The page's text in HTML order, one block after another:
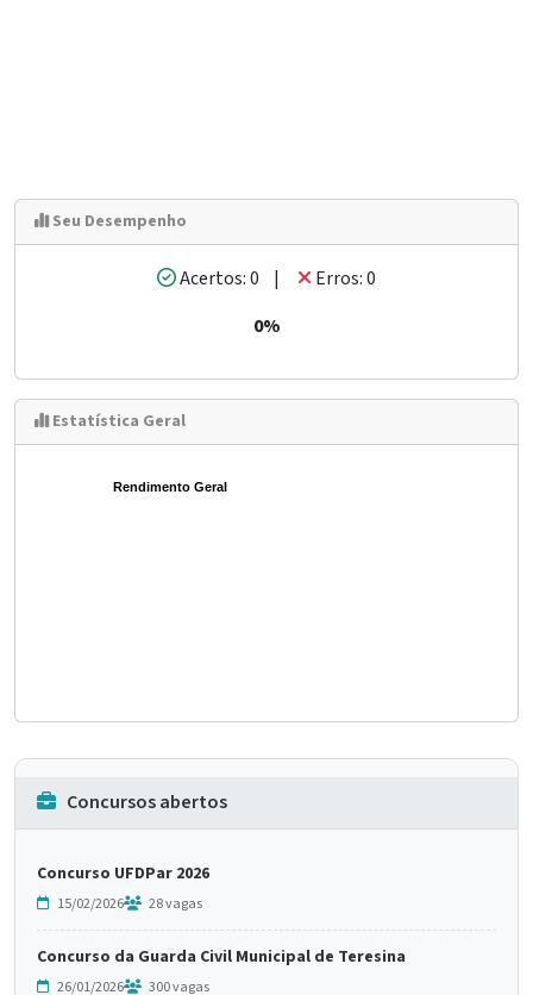
Seu Desempenho
Acertos: 0 |
Erros: 0
0%
Estatística Geral
Rendimento Geral
Concursos abertos
Concurso UFDPar 2026
15/02/2026 28 vagas
Concurso da Guarda Civil Municipal de Teresina
26/01/2026 300 vagas